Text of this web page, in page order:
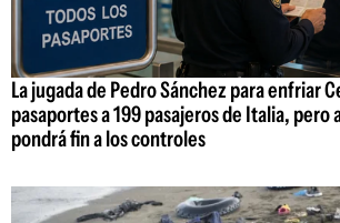
La jugada de Pedro Sánchez para enfriar
pasaportes a 199 pasajeros de Italia, pero
pondrá fin a los controles